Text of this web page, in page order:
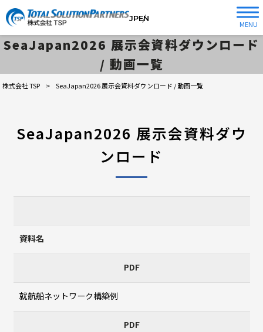
JPEN
MENU
SeaJapan2026 展示会資料ダウンロード
/ 動画一覧
株式会社 TSP > SeaJapan2026 展示会資料ダウンロード / 動画一覧
SeaJapan2026 展示会資料ダウ
ンロード
資料名
PDF
就航船ネットワーク構築例
PDF